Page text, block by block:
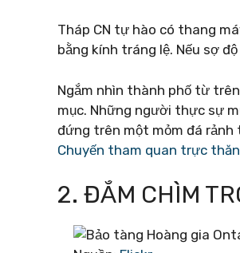
Tháp CN tự hào có thang
bằng kính tráng lệ. Nếu sợ
Ngắm nhìn thành phố từ
mục. Những người thực sự
đứng trên một mỏm đá
Chuyến tham quan trực
2. ĐẮM CHÌM